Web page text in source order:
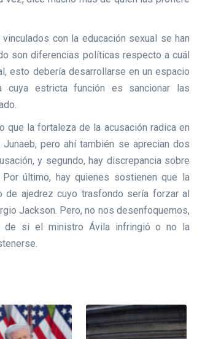
con la educación sexual se han
son diferencias políticas respecto a cuál
esto debería desarrollarse en un espacio
cuya estricta función es sancionar las
que la fortaleza de la acusación radica en
pero ahí también se aprecian dos
y segundo, hay discrepancia sobre
último, hay quienes sostienen que la
ajedrez cuyo trasfondo sería forzar al
Jackson. Pero, no nos desenfoquemos,
de si el ministro Ávila infringió o no la